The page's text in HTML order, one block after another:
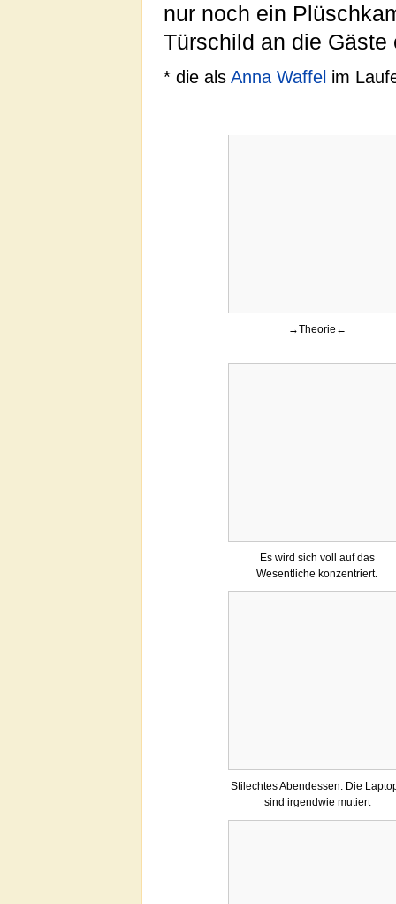
nur noch ein
Türschild an die Gäste
* die als Anna Waffel im
→Theorie←
Es wird sich voll auf das
Wesentliche konzentriert.
Stilechtes Abendessen. Die
sind irgendwie mutiert